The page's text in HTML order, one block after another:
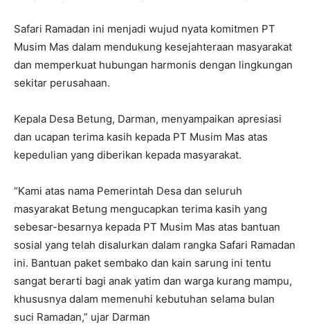
Safari Ramadan ini menjadi wujud nyata komitmen PT
Musim Mas dalam mendukung kesejahteraan masyarakat
dan memperkuat hubungan harmonis dengan lingkungan
sekitar perusahaan.
Kepala Desa Betung, Darman, menyampaikan apresiasi
dan ucapan terima kasih kepada PT Musim Mas atas
kepedulian yang diberikan kepada masyarakat.
“Kami atas nama Pemerintah Desa dan seluruh
masyarakat Betung mengucapkan terima kasih yang
sebesar-besarnya kepada PT Musim Mas atas bantuan
sosial yang telah disalurkan dalam rangka Safari Ramadan
ini. Bantuan paket sembako dan kain sarung ini tentu
sangat berarti bagi anak yatim dan warga kurang mampu,
khususnya dalam memenuhi kebutuhan selama bulan
suci Ramadan,” ujar Darman